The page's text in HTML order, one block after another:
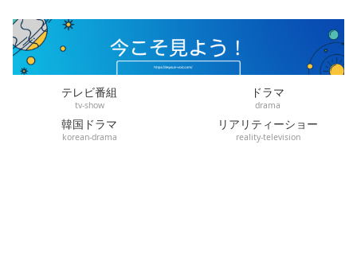
テレビ番組
tv-show
ドラマ
drama
韓国ドラマ
korean-drama
リアリティーショー
reality-television